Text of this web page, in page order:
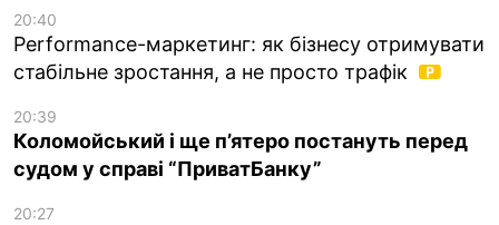
20:40
Performance-маркетинг: як бізнесу отримувати
стабільне зростання, а не просто трафік
20:39
Коломойський і ще п’ятеро постануть перед
судом у справі “ПриватБанку”
20:27